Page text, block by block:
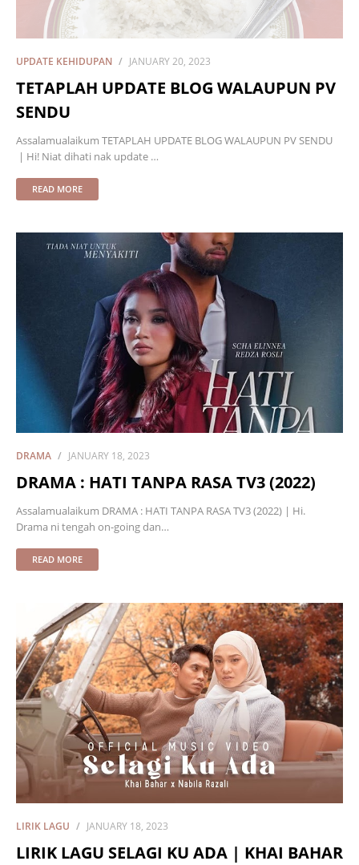
UPDATE KEHIDUPAN JANUARY 20, 2023
TETAPLAH UPDATE BLOG WALAUPUN PV
SENDU
Assalamualaikum TETAPLAH UPDATE BLOG WALAUPUN PV SENDU
| Hi! Niat dihati nak update …
READ MORE
DRAMA JANUARY 18, 2023
DRAMA : HATI TANPA RASA TV3 (2022)
Assalamualaikum DRAMA : HATI TANPA RASA TV3 (2022) | Hi.
Drama ni tengah on-going dan…
READ MORE
LIRIK LAGU JANUARY 18, 2023
LIRIK LAGU SELAGI KU ADA | KHAI BAHAR